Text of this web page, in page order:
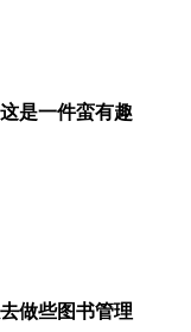
是一件蛮有趣
做些图书管理